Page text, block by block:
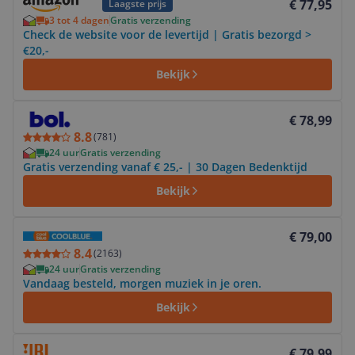
Laagste prijs € 77,95
3 tot 4 dagenGratis verzending
Check de website voor de levertijd | Gratis bezorgd >
€20,-
Bekijk
8.8(781)
€ 78,99
24 uurGratis verzending
Gratis verzending vanaf € 25,- | 30 Dagen Bedenktijd
Bekijk
Bekijk product
8.4(2163)
€ 79,00
24 uurGratis verzending
Vandaag besteld, morgen muziek in je oren.
Bekijk
Bekijk product